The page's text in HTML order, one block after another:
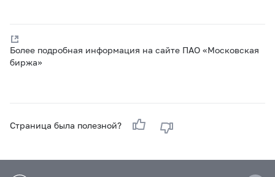
Более подробная информация на сайте ПАО «Московская
биржа»
Страница была полезной?